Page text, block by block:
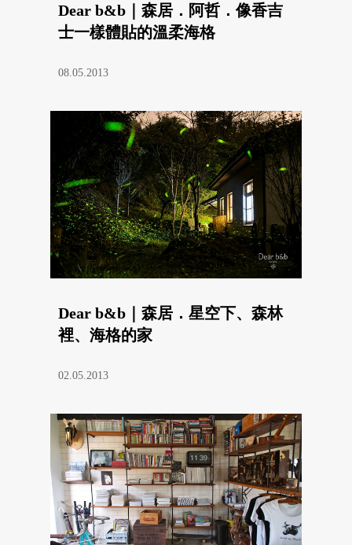
Dear b&b｜森居．阿哲．像香吉
士一樣體貼的溫柔海格
08.05.2013
Dear b&b｜森居．星空下、森林
裡、海格的家
02.05.2013